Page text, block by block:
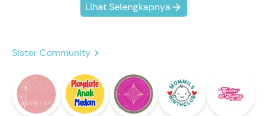
Lihat Selengkapnya
Sister Community